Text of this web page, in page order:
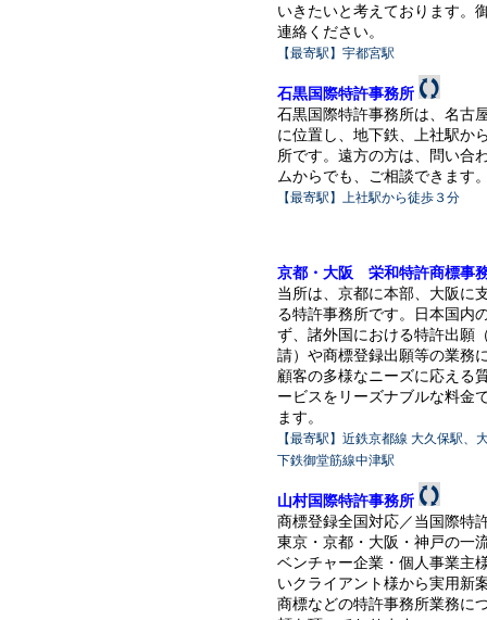
いきたいと考えております。
連絡ください。
【最寄駅】宇都宮駅
石黒国際特許事務所
石黒国際特許事務所は、名古
に位置し、地下鉄、上社駅か
所です。遠方の方は、問い合
ムからでも、ご相談できます
【最寄駅】上社駅から徒歩３分
京都・大阪 栄和特許商標事
当所は、京都に本部、大阪に
る特許事務所です。日本国内
ず、諸外国における特許出願
請）や商標登録出願等の業務
顧客の多様なニーズに応える
ービスをリーズナブルな料金
ます。
【最寄駅】近鉄京都線 大久保駅、
下鉄御堂筋線中津駅
山村国際特許事務所
商標登録全国対応／当国際特
東京・京都・大阪・神戸の一
ベンチャー企業・個人事業主
いクライアント様から実用新
商標などの特許事務所業務に